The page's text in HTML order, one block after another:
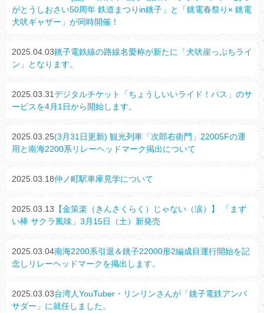
がとうしおさい50周年 鉄道まつりin銚子」と「銚電春祭り× 銚電
犬吠ギャザー」が同時開催！
2025.04.03銚子電鉄線の路線名愛称が新たに「犬吠崖っぷちライ
ン」となります。
2025.03.31デジタルチケット「ちょうしいいライド！パス」のサ
ービスを4月1日から開始します。
2025.03.25(3月31日更新) 観光列車「次郎右衛門」22005Fの運
用と南海2200系リレーヘッドマーク掲出について
2025.03.18仲ノ町駅車庫見学について
2025.03.13 【金策楽（きんさくらく）じゃない（涙）】 「まず
い棒 サクラ風味」3月15日（土）新発売
2025.03.04南海2200系引退＆銚子22000形2編成目運行開始を記
念しリレーヘッドマークを掲出します。
2025.03.03台湾人YouTuber・リンリンさんが「銚子電鉄アンバ
サダー」に就任しました。